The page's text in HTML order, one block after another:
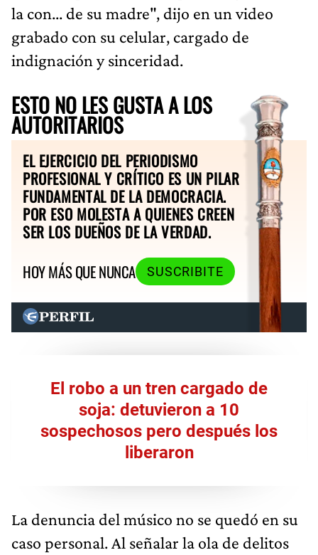
la con... de su madre", dijo en un video
grabado con su celular, cargado de
indignación y sinceridad.
ESTO NO LES GUSTA A LOS
AUTORITARIOS
EL EJERCICIO DEL PERIODISMO
PROFESIONAL Y CRÍTICO ES UN PILAR
FUNDAMENTAL DE LA DEMOCRACIA.
POR ESO MOLESTA A QUIENES CREEN
SER LOS DUEÑOS DE LA VERDAD.
HOY MÁS QUE NUNCA
SUSCRIBITE
El robo a un tren cargado de
soja: detuvieron a 10
sospechosos pero después los
liberaron
La denuncia del músico no se quedó en su
caso personal. Al señalar la ola de delitos